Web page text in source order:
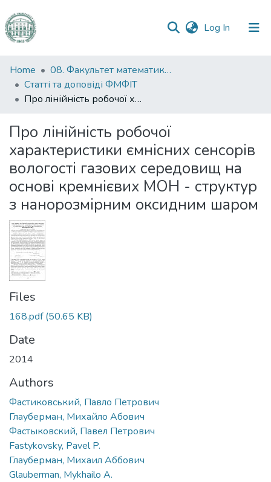
Log In (current)
Communities
&
Collections
Statistics
Home
08. Факультет математики, фізики та інформаційних технологій
Статті та доповіді ФМФІТ
Про лінійність робочої характеристики ємнісних сенсорів вологості газових середовищ на основі кремнієвих МОН - структур з нанорозмірним оксидним шаром
Про лінійність робочої
характеристики ємнісних сенсорів
вологості газових середовищ на
основі кремнієвих МОН - структур
з нанорозмірним оксидним шаром
Files
168.pdf(50.65 KB)
Date
2014
Authors
Фастиковський, Павло Петрович
Глауберман, Михайло Абович
Фастыковский, Павел Петрович
Fastykovsky, Pavel P.
Глауберман, Михаил Аббович
Glauberman, Mykhailo A.